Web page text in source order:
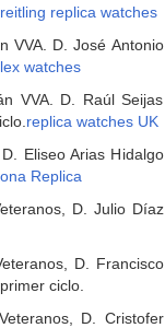
replica watches
VVA. D. José Antonio
watches
VVA. D. Raúl Seijas
replica watches UK
Eliseo Arias Hidalgo
Replica
D. Julio Díaz
D. Francisco
ciclo.
D. Cristofer